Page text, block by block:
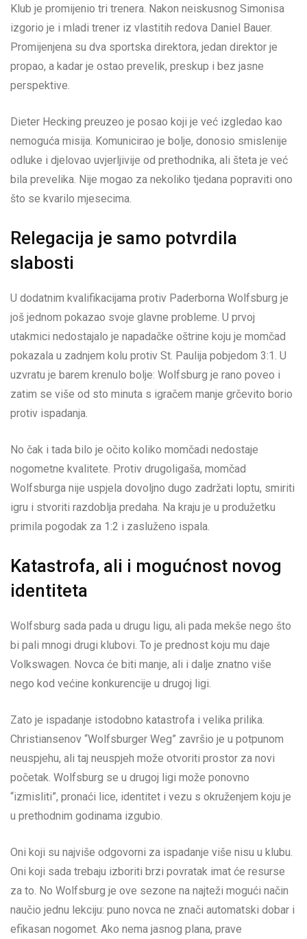
Klub je promijenio tri trenera. Nakon neiskusnog Simonisa
izgorio je i mladi trener iz vlastitih redova Daniel Bauer.
Promijenjena su dva sportska direktora, jedan direktor je
propao, a kadar je ostao prevelik, preskup i bez jasne
perspektive.
Dieter Hecking preuzeo je posao koji je već izgledao kao
nemoguća misija. Komunicirao je bolje, donosio smislenije
odluke i djelovao uvjerljivije od prethodnika, ali šteta je već
bila prevelika. Nije mogao za nekoliko tjedana popraviti ono
što se kvarilo mjesecima.
Relegacija je samo potvrdila
slabosti
U dodatnim kvalifikacijama protiv Paderborna Wolfsburg je
još jednom pokazao svoje glavne probleme. U prvoj
utakmici nedostajalo je napadačke oštrine koju je momčad
pokazala u zadnjem kolu protiv St. Paulija pobjedom 3:1. U
uzvratu je barem krenulo bolje: Wolfsburg je rano poveo i
zatim se više od sto minuta s igračem manje grčevito borio
protiv ispadanja.
No čak i tada bilo je očito koliko momčadi nedostaje
nogometne kvalitete. Protiv drugoligaša, momčad
Wolfsburga nije uspjela dovoljno dugo zadržati loptu, smiriti
igru i stvoriti razdoblja predaha. Na kraju je u produžetku
primila pogodak za 1:2 i zasluženo ispala.
Katastrofa, ali i mogućnost novog
identiteta
Wolfsburg sada pada u drugu ligu, ali pada mekše nego što
bi pali mnogi drugi klubovi. To je prednost koju mu daje
Volkswagen. Novca će biti manje, ali i dalje znatno više
nego kod većine konkurencije u drugoj ligi.
Zato je ispadanje istodobno katastrofa i velika prilika.
Christiansenov “Wolfsburger Weg” završio je u potpunom
neuspjehu, ali taj neuspjeh može otvoriti prostor za novi
početak. Wolfsburg se u drugoj ligi može ponovno
“izmisliti”, pronaći lice, identitet i vezu s okruženjem koju je
u prethodnim godinama izgubio.
Oni koji su najviše odgovorni za ispadanje više nisu u klubu.
Oni koji sada trebaju izboriti brzi povratak imat će resurse
za to. No Wolfsburg je ove sezone na najteži mogući način
naučio jednu lekciju: puno novca ne znači automatski dobar i
efikasan nogomet. Ako nema jasnog plana, prave